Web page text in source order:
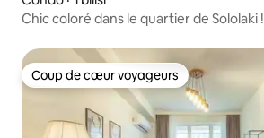
Chic coloré dans le quartier de Sololaki !
Coup de cœur voyageurs
Coup de cœur voyageurs